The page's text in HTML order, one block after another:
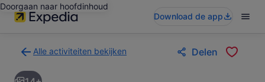
Doorgaan naar hoofdinhoud
Download de app
Alle activiteiten bekijken
naar
Delen